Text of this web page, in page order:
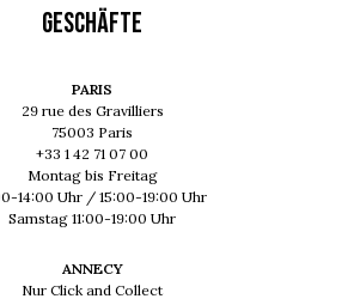
GESCHÄFTE
PARIS
29 rue des Gravilliers
75003 Paris
+33 1 42 71 07 00
Montag bis Freitag
14:00 Uhr / 15:00-19:00 Uhr
Samstag 11:00-19:00 Uhr
ANNECY
Nur Click and Collect